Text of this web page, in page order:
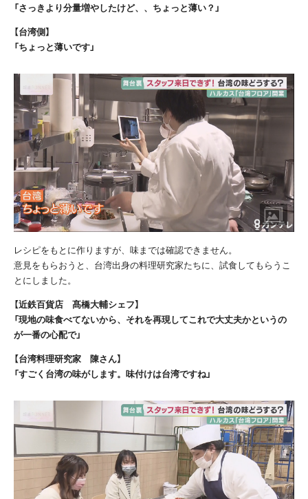
「さっきより分量増やしたけど、、ちょっと薄い？」
【台湾側】
「ちょっと薄いです」
レシピをもとに作りますが、味までは確認できません。
意見をもらおうと、台湾出身の料理研究家たちに、試食してもらうこ
とにしました。
【近鉄百貨店 髙橋大輔シェフ】
「現地の味食べてないから、それを再現してこれで大丈夫かというの
が一番の心配で」
【台湾料理研究家 陳さん】
「すごく台湾の味がします。味付けは台湾ですね」